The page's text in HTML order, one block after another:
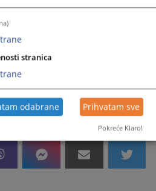
PVC stolarijom. Za
linku "
jezik
PREGLEDA
stranica
odabrane Prihvatam sve
Pokreće Klaro!